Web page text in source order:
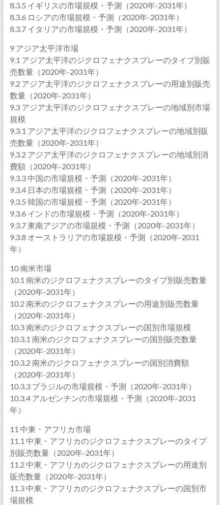
8.3.5 イギリスの市場規模・予測（2020年-2031年）
8.3.6 ロシアの市場規模・予測（2020年-2031年）
8.3.7 イタリアの市場規模・予測（2020年-2031年）
9 アジア太平洋市場
9.1 アジア太平洋のジクロフェナクスプレーのタイプ別販
売数量（2020年-2031年）
9.2 アジア太平洋のジクロフェナクスプレーの用途別販売
数量（2020年-2031年）
9.3 アジア太平洋のジクロフェナクスプレーの地域別市場
規模
9.3.1 アジア太平洋のジクロフェナクスプレーの地域別販
売数量（2020年-2031年）
9.3.2 アジア太平洋のジクロフェナクスプレーの地域別消
費額（2020年-2031年）
9.3.3 中国の市場規模・予測（2020年-2031年）
9.3.4 日本の市場規模・予測（2020年-2031年）
9.3.5 韓国の市場規模・予測（2020年-2031年）
9.3.6 インドの市場規模・予測（2020年-2031年）
9.3.7 東南アジアの市場規模・予測（2020年-2031年）
9.3.8 オーストラリアの市場規模・予測（2020年-2031
年）
10 南米市場
10.1 南米のジクロフェナクスプレーのタイプ別販売数量
（2020年-2031年）
10.2 南米のジクロフェナクスプレーの用途別販売数量
（2020年-2031年）
10.3 南米のジクロフェナクスプレーの国別市場規模
10.3.1 南米のジクロフェナクスプレーの国別販売数量
（2020年-2031年）
10.3.2 南米のジクロフェナクスプレーの国別消費額
（2020年-2031年）
10.3.3 ブラジルの市場規模・予測（2020年-2031年）
10.3.4 アルゼンチンの市場規模・予測（2020年-2031
年）
11 中東・アフリカ市場
11.1 中東・アフリカのジクロフェナクスプレーのタイプ
別販売数量（2020年-2031年）
11.2 中東・アフリカのジクロフェナクスプレーの用途別
販売数量（2020年-2031年）
11.3 中東・アフリカのジクロフェナクスプレーの国別市
場規模